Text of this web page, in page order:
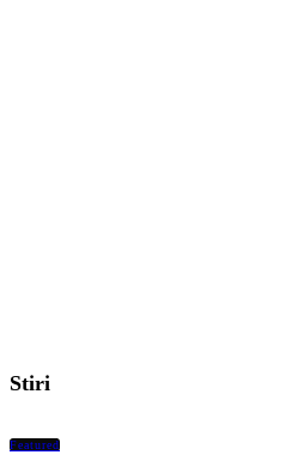
Stiri
Featured